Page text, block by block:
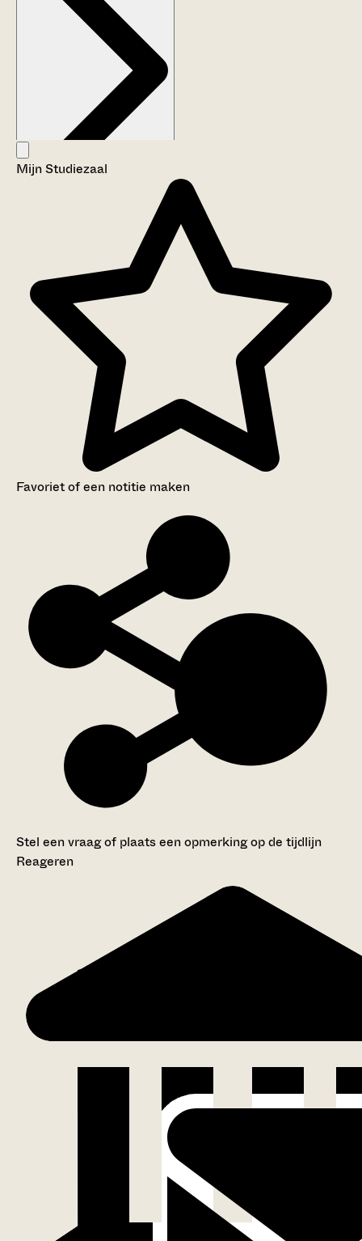
Aanwijzingen voor de gebruiker
Inleiding
Mijn Studiezaal
Favoriet of een notitie maken
Stel een vraag of plaats een opmerking op de tijdlijn
Reageren